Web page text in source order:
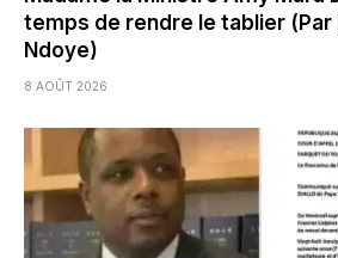
temps de rendre le tablier (Par
Ndoye)
8 AOÛT 2026